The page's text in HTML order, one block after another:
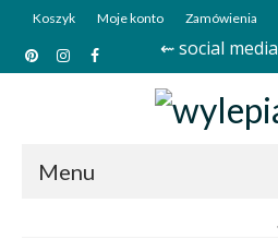
Koszyk Moje konto Zamówienia
⇜ social media
Menu